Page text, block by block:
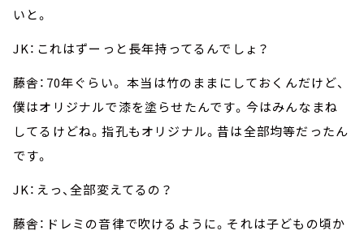
いと。
JK：これはずーっと長年持ってるんでしょ？
藤舎：70年ぐらい。 本当は竹のままにしておくんだけど、
僕はオリジナルで漆を塗らせたんです。今はみんなまね
してるけどね。指孔もオリジナル。昔は全部均等だったん
です。
JK：えっ、全部変えてるの？
藤舎：ドレミの音律で吹けるように。それは子どもの頃か